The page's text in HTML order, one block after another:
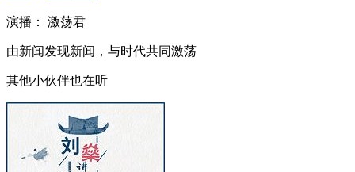
演播： 激荡君
由新闻发现新闻，与时代共同激荡
其他小伙伴也在听